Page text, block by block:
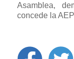
Asamblea,
concede la